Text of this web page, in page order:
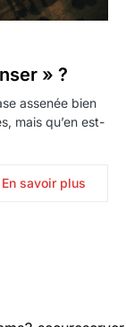
» ?
assenée bien
mais qu’en est-
En savoir plus